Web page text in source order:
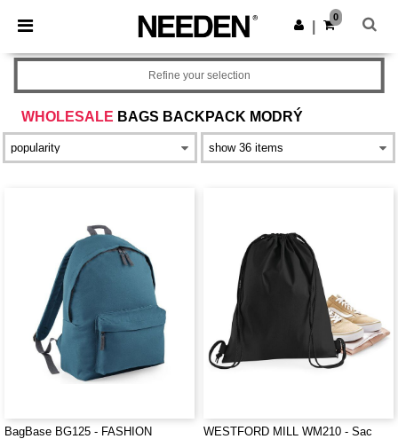
× Aplikace Needen
Lepší ceny v aplikaci!
Stáhnout app
0
WHOLESALE BAGS BACKPACK MODRÝ
Refine your selection
BagBase BG125 - FASHION
WESTFORD MILL WM210 - Sac